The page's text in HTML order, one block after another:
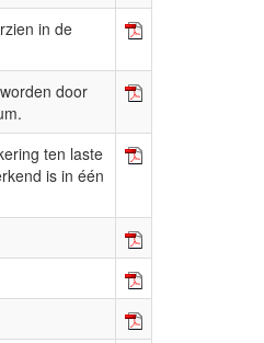
in de
door
ten laste
is in één